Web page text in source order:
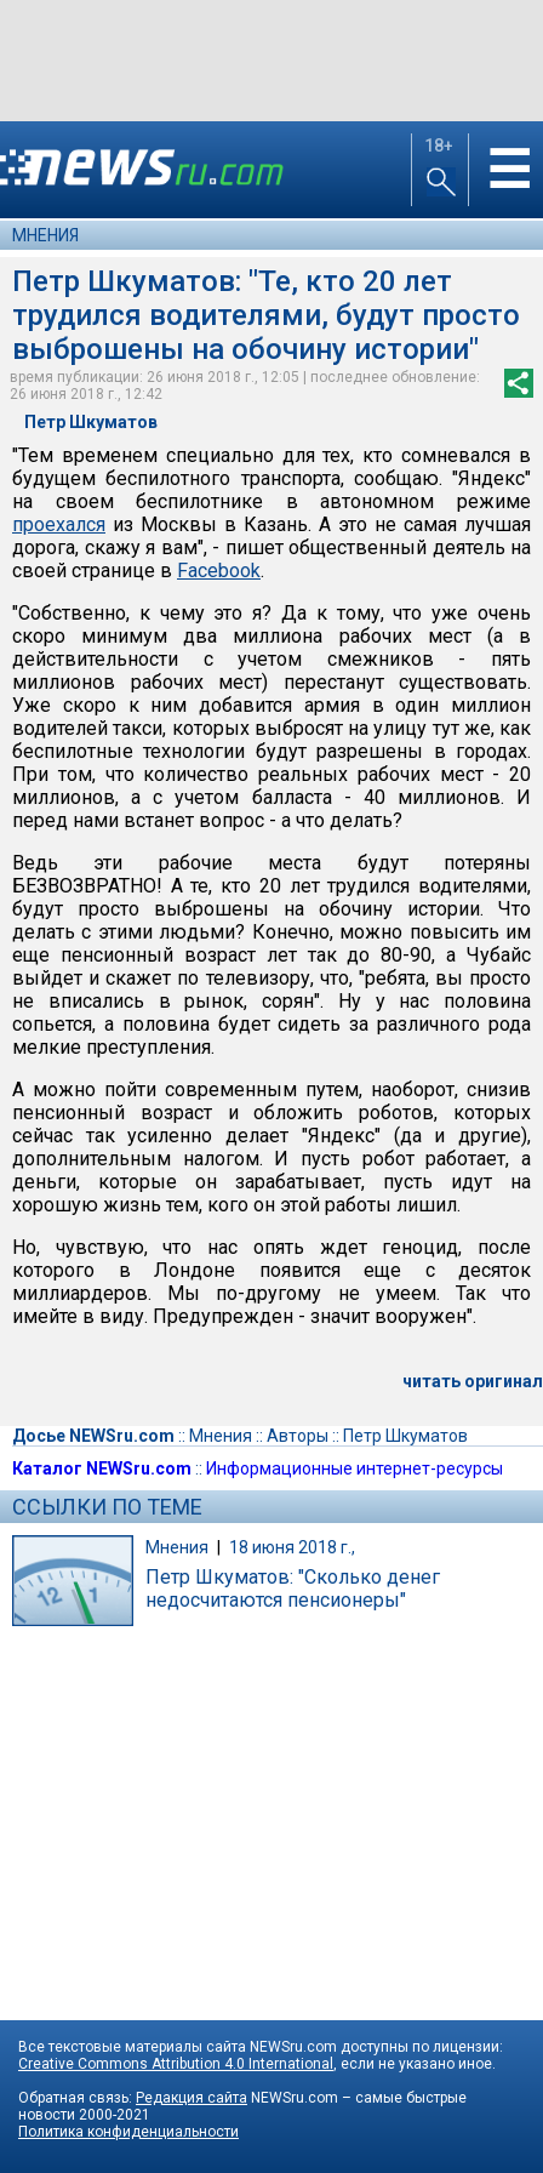
18+ ☰
МНЕНИЯ
Петр Шкуматов: "Те, кто 20 лет
трудился водителями, будут просто
выброшены на обочину истории"
время публикации: 26 июня 2018 г., 12:05 | последнее обновление:
26 июня 2018 г., 12:42
Петр Шкуматов
"Тем временем специально для тех, кто сомневался в
будущем беспилотного транспорта, сообщаю. "Яндекс"
на своем беспилотнике в автономном режиме
проехался из Москвы в Казань. А это не самая лучшая
дорога, скажу я вам", - пишет общественный деятель на
своей странице в Facebook.
"Собственно, к чему это я? Да к тому, что уже очень
скоро минимум два миллиона рабочих мест (а в
действительности с учетом смежников - пять
миллионов рабочих мест) перестанут существовать.
Уже скоро к ним добавится армия в один миллион
водителей такси, которых выбросят на улицу тут же, как
беспилотные технологии будут разрешены в городах.
При том, что количество реальных рабочих мест - 20
миллионов, а с учетом балласта - 40 миллионов. И
перед нами встанет вопрос - а что делать?
Ведь эти рабочие места будут потеряны
БЕЗВОЗВРАТНО! А те, кто 20 лет трудился водителями,
будут просто выброшены на обочину истории. Что
делать с этими людьми? Конечно, можно повысить им
еще пенсионный возраст лет так до 80-90, а Чубайс
выйдет и скажет по телевизору, что, "ребята, вы просто
не вписались в рынок, сорян". Ну у нас половина
сопьется, а половина будет сидеть за различного рода
мелкие преступления.
А можно пойти современным путем, наоборот, снизив
пенсионный возраст и обложить роботов, которых
сейчас так усиленно делает "Яндекс" (да и другие),
дополнительным налогом. И пусть робот работает, а
деньги, которые он зарабатывает, пусть идут на
хорошую жизнь тем, кого он этой работы лишил.
Но, чувствую, что нас опять ждет геноцид, после
которого в Лондоне появится еще с десяток
миллиардеров. Мы по-другому не умеем. Так что
имейте в виду. Предупрежден - значит вооружен".
читать оригинал
Досье NEWSru.com :: Мнения :: Авторы :: Петр Шкуматов
Каталог NEWSru.com :: Информационные интернет-ресурсы
ССЫЛКИ ПО ТЕМЕ
Мнения 18 июня 2018 г.,
Петр Шкуматов: "Сколько денег
недосчитаются пенсионеры"
Все текстовые материалы сайта NEWSru.com доступны по лицензии:
Creative Commons Attribution 4.0 International , если не указано иное.
Обратная связь: Редакция сайта NEWSru.com – самые быстрые
новости 2000-2021
Политика конфиденциальности